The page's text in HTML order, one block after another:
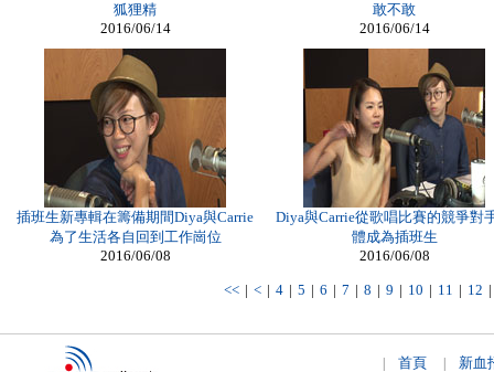
狐狸精
2016/06/14
敢不敢
2016/06/14
插班生新專輯在籌備期間Diya與Carrie
為了生活各自回到工作崗位
2016/06/08
Diya與Carrie從歌唱比賽的競爭對
體成為插班生
2016/06/08
<< | < | 4 | 5 | 6 | 7 | 8 | 9 | 10 | 11 | 12
首頁 新血